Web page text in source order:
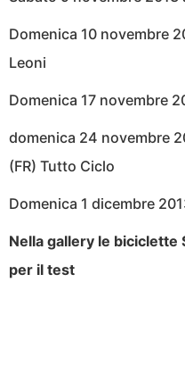
Domenica 10 novembre
Leoni
Domenica 17 novembre
domenica 24 novembre
(FR) Tutto Ciclo
Domenica 1 dicembre
Nella gallery le biciclette
per il test